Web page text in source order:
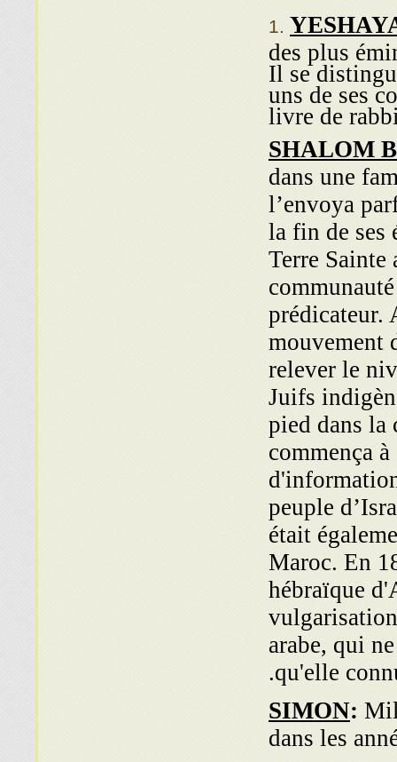
des plus
Il se
uns de ses
livre de
SHALOM
dans une
l’envoya
la fin de ses
Terre
prédicateur.
mouvement
relever le
Juifs
pied dans
commença
peuple
était
Maroc. En
hébraïque
arabe, qui
qu'elle
SIMON:
dans les